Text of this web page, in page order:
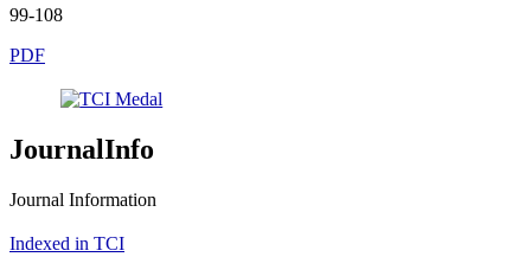
99-108
PDF
JournalInfo
Journal Information
Indexed in TCI